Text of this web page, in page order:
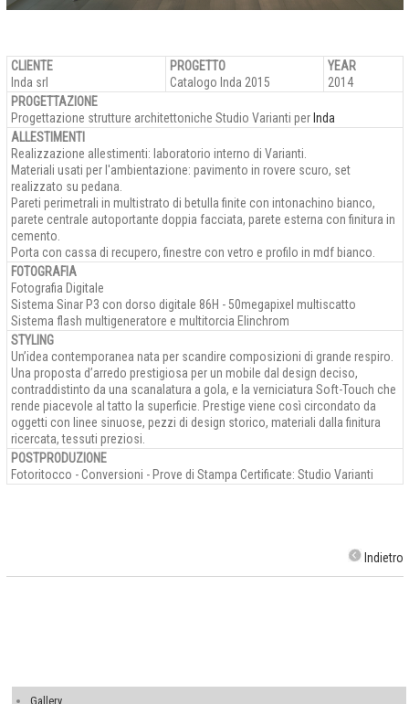
CLIENTE
Inda srl
PROGETTO
Catalogo Inda 2015
YEAR
2014
PROGETTAZIONE
Progettazione strutture architettoniche Studio Varianti per Inda
ALLESTIMENTI
Realizzazione allestimenti: laboratorio interno di Varianti.
Materiali usati per l'ambientazione: pavimento in rovere scuro, set
realizzato su pedana.
Pareti perimetrali in multistrato di betulla finite con intonachino bianco,
parete centrale autoportante doppia facciata, parete esterna con finitura in
cemento.
Porta con cassa di recupero, finestre con vetro e profilo in mdf bianco.
FOTOGRAFIA
Fotografia Digitale
Sistema Sinar P3 con dorso digitale 86H - 50megapixel multiscatto
Sistema flash multigeneratore e multitorcia Elinchrom
STYLING
Un’idea contemporanea nata per scandire composizioni di grande respiro.
Una proposta d’arredo prestigiosa per un mobile dal design deciso,
contraddistinto da una scanalatura a gola, e la verniciatura Soft-Touch che
rende piacevole al tatto la superficie. Prestige viene così circondato da
oggetti con linee sinuose, pezzi di design storico, materiali dalla finitura
ricercata, tessuti preziosi.
POSTPRODUZIONE
Fotoritocco - Conversioni - Prove di Stampa Certificate: Studio Varianti
Indietro
Gallery